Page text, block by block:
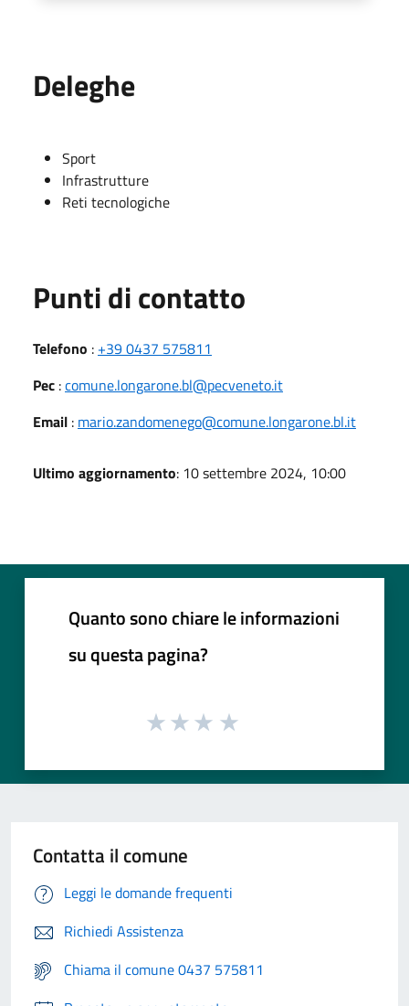
Deleghe
Sport
Infrastrutture
Reti tecnologiche
Punti di contatto
Telefono : +39 0437 575811
Pec :comune.longarone.bl@pecveneto.it
Email : mario.zandomenego@comune.longarone.bl.it
Ultimo aggiornamento: 10 settembre 2024, 10:00
Quanto sono chiare le informazioni
su questa pagina?
Contatta il comune
Leggi le domande frequenti
Richiedi Assistenza
Chiama il comune 0437 575811